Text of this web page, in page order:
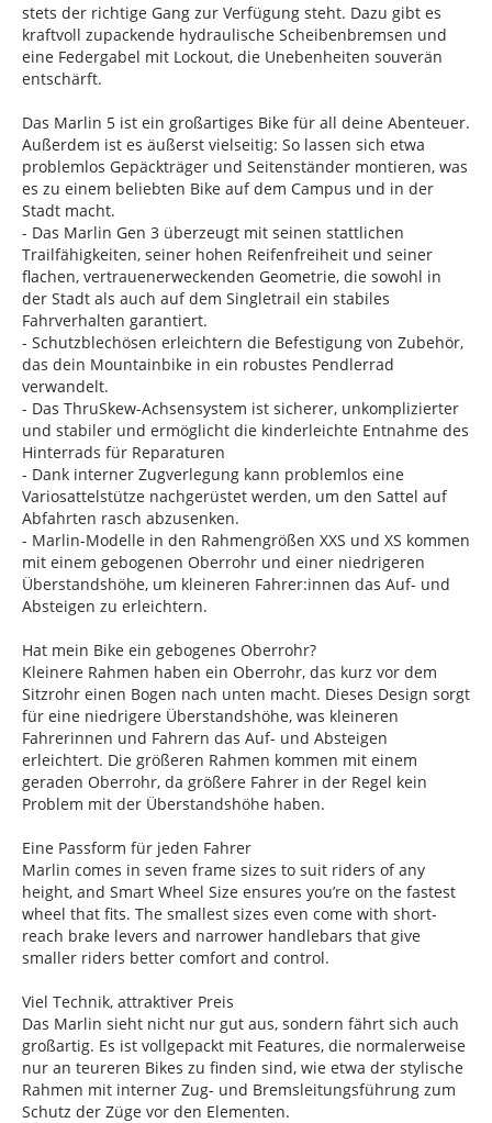
stets der richtige Gang zur Verfügung steht. Dazu gibt es
kraftvoll zupackende hydraulische Scheibenbremsen und
eine Federgabel mit Lockout, die Unebenheiten souverän
entschärft.
Das Marlin 5 ist ein großartiges Bike für all deine Abenteuer.
Außerdem ist es äußerst vielseitig: So lassen sich etwa
problemlos Gepäckträger und Seitenständer montieren, was
es zu einem beliebten Bike auf dem Campus und in der
Stadt macht.
- Das Marlin Gen 3 überzeugt mit seinen stattlichen
Trailfähigkeiten, seiner hohen Reifenfreiheit und seiner
flachen, vertrauenerweckenden Geometrie, die sowohl in
der Stadt als auch auf dem Singletrail ein stabiles
Fahrverhalten garantiert.
- Schutzblechösen erleichtern die Befestigung von Zubehör,
das dein Mountainbike in ein robustes Pendlerrad
verwandelt.
- Das ThruSkew-Achsensystem ist sicherer, unkomplizierter
und stabiler und ermöglicht die kinderleichte Entnahme des
Hinterrads für Reparaturen
- Dank interner Zugverlegung kann problemlos eine
Variosattelstütze nachgerüstet werden, um den Sattel auf
Abfahrten rasch abzusenken.
- Marlin-Modelle in den Rahmengrößen XXS und XS kommen
mit einem gebogenen Oberrohr und einer niedrigeren
Überstandshöhe, um kleineren Fahrer:innen das Auf- und
Absteigen zu erleichtern.
Hat mein Bike ein gebogenes Oberrohr?
Kleinere Rahmen haben ein Oberrohr, das kurz vor dem
Sitzrohr einen Bogen nach unten macht. Dieses Design sorgt
für eine niedrigere Überstandshöhe, was kleineren
Fahrerinnen und Fahrern das Auf- und Absteigen
erleichtert. Die größeren Rahmen kommen mit einem
geraden Oberrohr, da größere Fahrer in der Regel kein
Problem mit der Überstandshöhe haben.
Eine Passform für jeden Fahrer
Marlin comes in seven frame sizes to suit riders of any
height, and Smart Wheel Size ensures you’re on the fastest
wheel that fits. The smallest sizes even come with short-
reach brake levers and narrower handlebars that give
smaller riders better comfort and control.
Viel Technik, attraktiver Preis
Das Marlin sieht nicht nur gut aus, sondern fährt sich auch
großartig. Es ist vollgepackt mit Features, die normalerweise
nur an teureren Bikes zu finden sind, wie etwa der stylische
Rahmen mit interner Zug- und Bremsleitungsführung zum
Schutz der Züge vor den Elementen.